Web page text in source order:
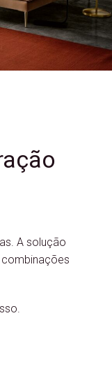
A solução